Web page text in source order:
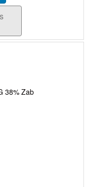
38% Zab